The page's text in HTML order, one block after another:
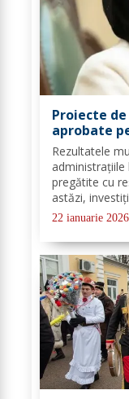
Proiecte
aprobate
Rezultatele
administrațiile
pregătite cu
astăzi,
Botoșani.
22 ianuarie 2026